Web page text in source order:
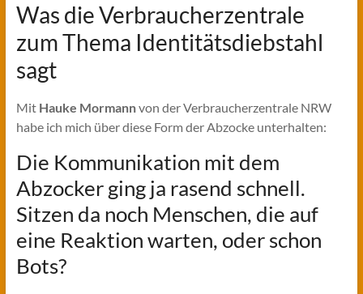
Was die Verbraucherzentrale
zum Thema Identitätsdiebstahl
sagt
Mit Hauke Mormannvon der Verbraucherzentrale NRW
habe ich mich über diese Form der Abzocke unterhalten:
Die Kommunikation mit dem
Abzocker ging ja rasend schnell.
Sitzen da noch Menschen, die auf
eine Reaktion warten, oder schon
Bots?